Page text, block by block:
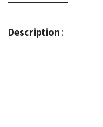
Description :